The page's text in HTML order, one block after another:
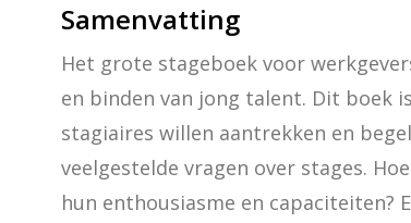
Samenvatting
Het grote stageboek voor
en binden van jong talent. Dit boek
stagiaires willen aantrekken en
veelgestelde vragen over stages.
hun enthousiasme en capaciteiten?